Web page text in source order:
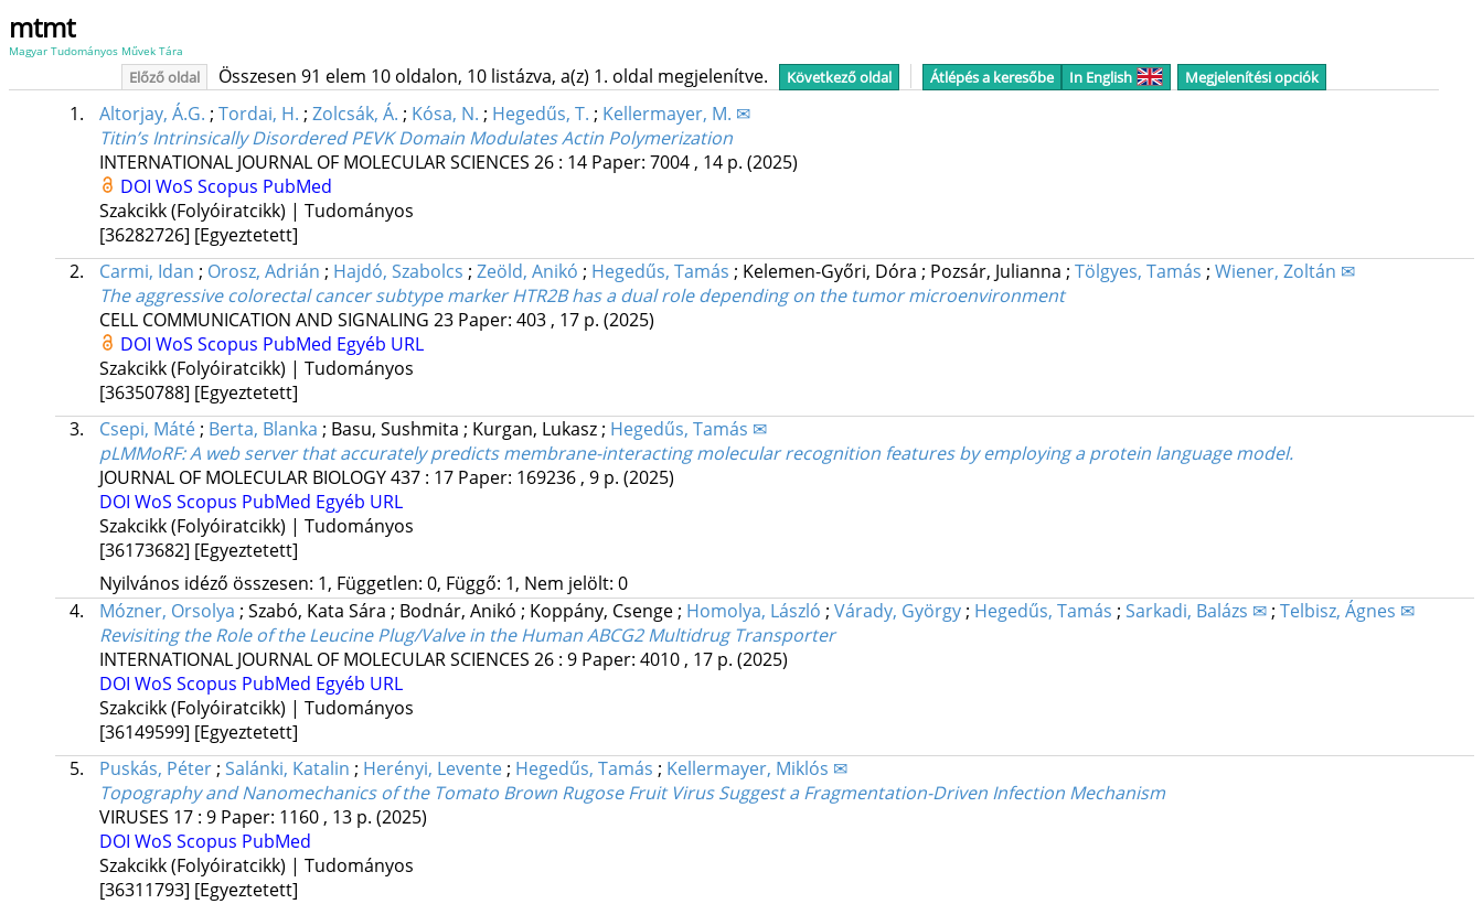
mtmt
Magyar Tudományos Művek Tára
Előző oldal Összesen 91 elem 10 oldalon, 10 listázva, a(z) 1. oldal megjelenítve. Következő oldal Átlépés a keresőbe In English Megjelenítési opciók
1. Altorjay, Á.G. ; Tordai, H. ; Zolcsák, Á. ; Kósa, N. ; Hegedűs, T. ; Kellermayer, M. ✉
Titin’s Intrinsically Disordered PEVK Domain Modulates Actin Polymerization
INTERNATIONAL JOURNAL OF MOLECULAR SCIENCES 26: 14 Paper: 7004 , 14 p. (2025)
DOI WoS Scopus PubMed
Szakcikk (Folyóiratcikk) | Tudományos
[36282726] [Egyeztetett]
2.
Carmi, Idan ; Orosz, Adrián ; Hajdó, Szabolcs ; Zeöld, Anikó ; Hegedűs, Tamás ; Kelemen-Győri, Dóra ; Pozsár, Julianna ; Tölgyes, Tamás ; Wiener, Zoltán ✉
The aggressive colorectal cancer subtype marker HTR2B has a dual role depending on the tumor microenvironment
CELL COMMUNICATION AND SIGNALING 23 Paper: 403 , 17 p. (2025)
DOI WoS Scopus PubMed Egyéb URL
Szakcikk (Folyóiratcikk) | Tudományos
[36350788] [Egyeztetett]
3.
Csepi, Máté; Berta, Blanka ; Basu, Sushmita ; Kurgan, Lukasz; Hegedűs, Tamás ✉
pLMMoRF: A web server that accurately predicts membrane-interacting molecular recognition features by employing a protein language model.
JOURNAL OF MOLECULAR BIOLOGY437: 17 Paper: 169236 , 9 p. (2025)
DOI WoS Scopus PubMed Egyéb URL
Szakcikk (Folyóiratcikk) | Tudományos
[36173682] [Egyeztetett]
Nyilvános idéző összesen: 1, Független: 0, Függő: 1, Nem jelölt: 0
4.
Mózner, Orsolya ; Szabó, Kata Sára ; Bodnár, Anikó ; Koppány, Csenge; Homolya, László ; Várady, György; Hegedűs, Tamás ; Sarkadi, Balázs ✉; Telbisz, Ágnes ✉
Revisiting the Role of the Leucine Plug/Valve in the Human ABCG2 Multidrug Transporter
INTERNATIONAL JOURNAL OF MOLECULAR SCIENCES 26: 9 Paper: 4010 , 17 p. (2025)
DOI WoS Scopus PubMed Egyéb URL
Szakcikk (Folyóiratcikk) | Tudományos
[36149599] [Egyeztetett]
5.
Puskás, Péter; Salánki, Katalin ; Herényi, Levente; Hegedűs, Tamás ; Kellermayer, Miklós ✉
Topography and Nanomechanics of the Tomato Brown Rugose Fruit Virus Suggest a Fragmentation-Driven Infection Mechanism
VIRUSES 17: 9 Paper: 1160 , 13 p. (2025)
DOI WoS Scopus PubMed
Szakcikk (Folyóiratcikk) | Tudományos
[36311793] [Egyeztetett]